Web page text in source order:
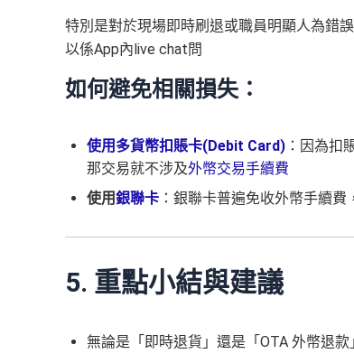
特別是對於現場即時刷退或職員明顯人為錯
以係App內live chat問
如何避免相關損失：
使用多貨幣扣賬卡(Debit Card) ：因為扣
那交易就不涉及外幣交易手續費
使用銀聯卡 ：銀聯卡普遍免收外幣手續
5. 重點小結與建議
無論是「即時退貨」還是「OTA 外幣退款